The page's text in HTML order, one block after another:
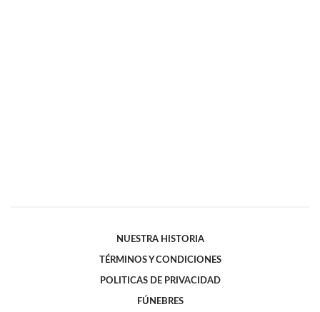
NUESTRA HISTORIA
TÉRMINOS Y CONDICIONES
POLITICAS DE PRIVACIDAD
FÚNEBRES